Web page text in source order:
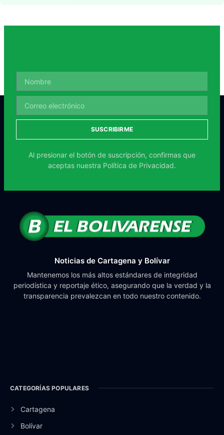
SUSCRIBIRME
Al presionar el botón de suscripción, confirmas que
aceptas nuestra Política de Privacidad.
Noticias de Cartagena y Bolívar
Mantenemos los más altos estándares de integridad
periodística y reportaje ético, asegurando que la verdad y la
transparencia prevalezcan en todo nuestro contenido.
CATEGORÍAS POPULARES
Cartagena
Bolívar